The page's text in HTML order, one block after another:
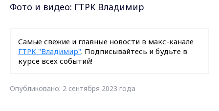
Фото и видео: ГТРК Владимир
Самые свежие и главные новости в макс-канале
ГТРК "Владимир". Подписывайтесь и будьте в
курсе всех событий!
Опубликовано: 2 сентября 2023 года